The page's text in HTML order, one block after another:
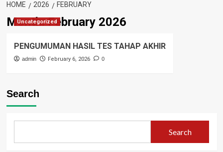
HOME 2026 FEBRUARY
Month:February 2026
Uncategorized
PENGUMUMAN HASIL TES TAHAP AKHIR
admin February 6, 2026 0
Search
Search